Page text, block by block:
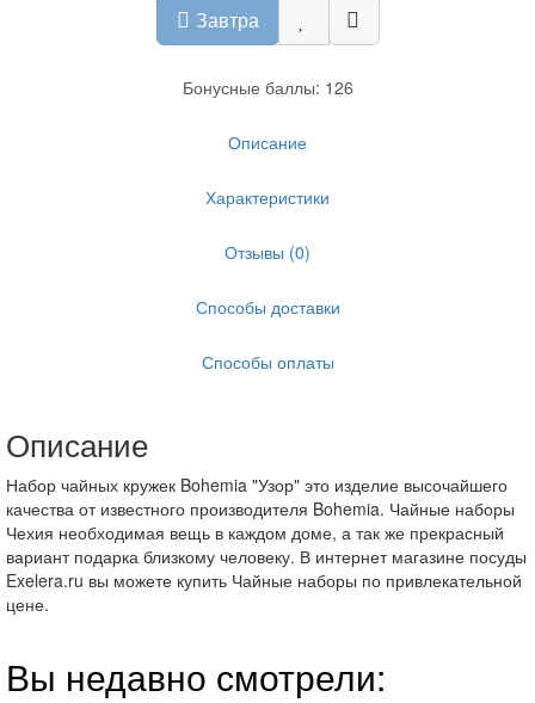
Завтра
Бонусные баллы: 126
Описание
Характеристики
Отзывы (0)
Способы доставки
Способы оплаты
Описание
Набор чайных кружек Bohemia "Узор" это изделие высочайшего
качества от известного производителя Bohemia. Чайные наборы
Чехия необходимая вещь в каждом доме, а так же прекрасный
вариант подарка близкому человеку. В интернет магазине посуды
Exelera.ru вы можете купить Чайные наборы по привлекательной
цене.
Вы недавно смотрели: